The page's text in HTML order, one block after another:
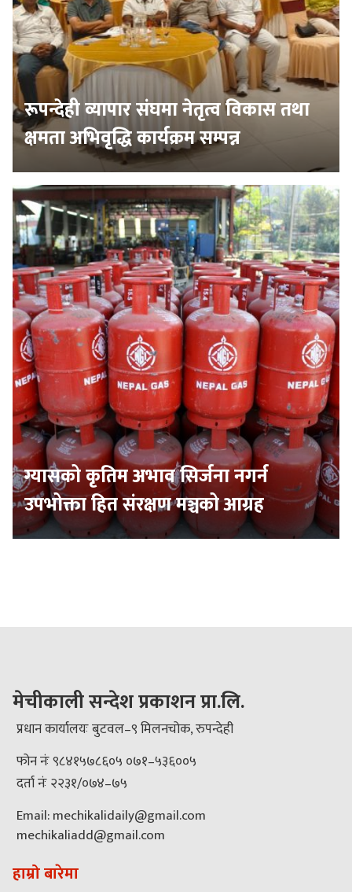
रूपन्देही व्यापार संघमा नेतृत्व विकास तथा
क्षमता अभिवृद्धि कार्यक्रम सम्पन्न
ग्यासको कृतिम अभाव सिर्जना नगर्न
उपभोक्ता हित संरक्षण मञ्चको आग्रह
मेचीकाली सन्देश प्रकाशन प्रा.लि.
प्रधान कार्यालयः बुटवल–९ मिलनचोक, रुपन्देही
फोन नंः ९८४१५७८६०५ ०७१–५३६००५
दर्ता नंः २२३१/०७४–७५
Email: mechikalidaily@gmail.com
mechikaliadd@gmail.com
हाम्रो बारेमा